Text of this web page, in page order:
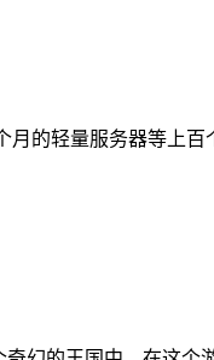
月的轻量服务器等上